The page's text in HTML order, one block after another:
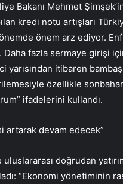
Bakanı Mehmet
kredi notu artışları
önem arz ediyor.
Daha fazla sermaye girişi
yarısından itibaren
özellikle
ifadelerini kullandı.
artarak devam edecek”
doğrudan
“Ekonomi yönetiminin